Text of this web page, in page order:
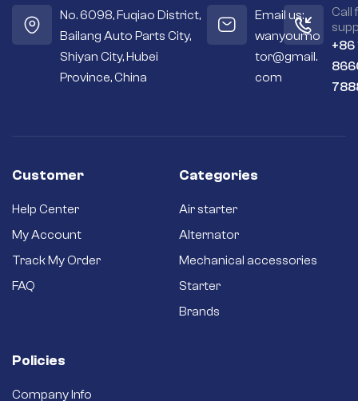
万友电机优势——一年
质保 万友电机的产品
物超所值，我们提供
无忧。是的，您有整
No. 6098, Fuqiao District,
Bailang Auto Parts City,
Shiyan City, Hubei
Province, China
Email us:
wanyoumo
tor@gmail.
com
Call
+86
Customer
Help Center
My Account
Track My Order
FAQ
Categories
Air starter
Alternator
Mechanical accessories
Starter
Brands
Policies
Company Info